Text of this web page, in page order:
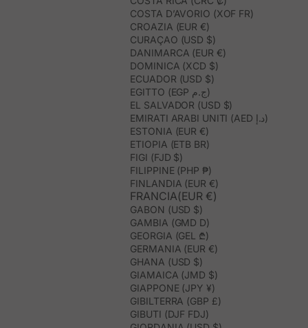
COSTA D’AVORIO (XOF FR)
CROAZIA (EUR €)
CURAÇAO (USD $)
DANIMARCA (EUR €)
DOMINICA (XCD $)
ECUADOR (USD $)
EGITTO (EGP ج.م)
EL SALVADOR (USD $)
EMIRATI ARABI UNITI (AED د.إ)
ESTONIA (EUR €)
ETIOPIA (ETB BR)
FIGI (FJD $)
FILIPPINE (PHP ₱)
FINLANDIA (EUR €)
FRANCIA(EUR €)
GABON (USD $)
GAMBIA (GMD D)
GEORGIA (GEL ₾)
GERMANIA (EUR €)
GHANA (USD $)
GIAMAICA (JMD $)
GIAPPONE (JPY ¥)
GIBILTERRA (GBP £)
GIBUTI (DJF FDJ)